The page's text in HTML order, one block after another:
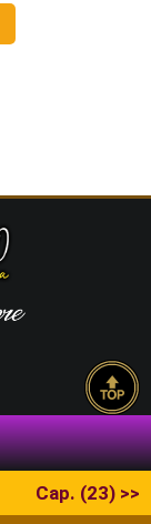
Cap. (23) >>